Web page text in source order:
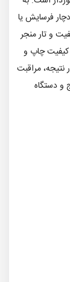
فرسایش یا
و تار منجر
چاپ و
مراقبت
و دستگاه